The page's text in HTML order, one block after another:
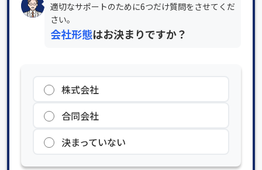
適切なサポートのために6つだけ質問をさせてくだ
さい。
会社形態はお決まりですか？
株式会社
合同会社
決まっていない